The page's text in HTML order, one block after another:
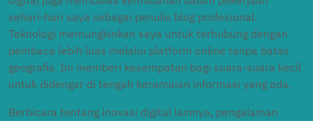
sehari-hari saya sebagai penulis blog profesional.
Teknologi memungkinkan saya untuk terhubung dengan
pembaca lebih luas melalui platform online tanpa batas
geografis. Ini memberi kesempatan bagi suara-suara kecil
untuk didengar di tengah keramaian informasi yang ada.
Berbicara tentang inovasi digital lainnya, pengalaman